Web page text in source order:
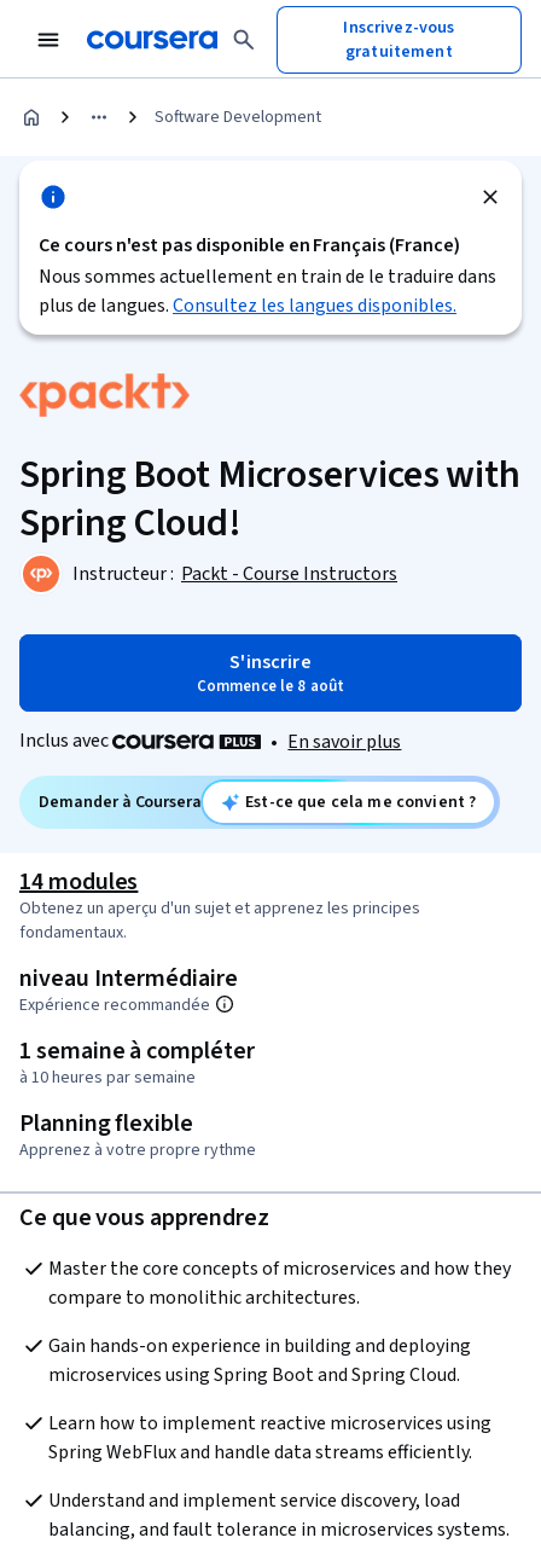
Inscrivez-vous
gratuitement
Software Development
Ce cours n'est pas disponible en Français (France)
Nous sommes actuellement en train de le traduire dans
plus de langues.Consultez les langues disponibles.
Spring Boot Microservices with
Spring Cloud!
Instructeur : Packt - Course Instructors
S'inscrire
Commence le 8 août
Inclus avec • En savoir plus
Demander à Coursera Est-ce que cela me convient ?
14 modules
Obtenez un aperçu d'un sujet et apprenez les principes
fondamentaux.
niveau Intermédiaire
Expérience recommandée
1 semaine à compléter
à 10 heures par semaine
Planning flexible
Apprenez à votre propre rythme
Ce que vous apprendrez
Master the core concepts of microservices and how they
compare to monolithic architectures.
Gain hands-on experience in building and deploying
microservices using Spring Boot and Spring Cloud.
Learn how to implement reactive microservices using
Spring WebFlux and handle data streams efficiently.
Understand and implement service discovery, load
balancing, and fault tolerance in microservices systems.